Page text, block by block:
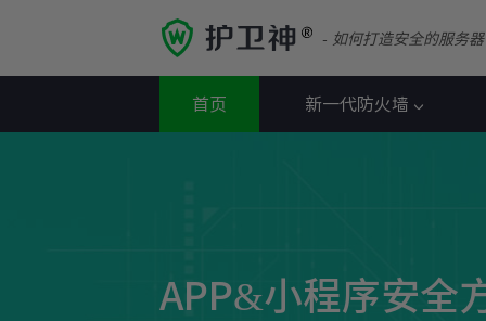
- 如何打造安全的服务器
首页 新一代防火墙
APP&小程序安全